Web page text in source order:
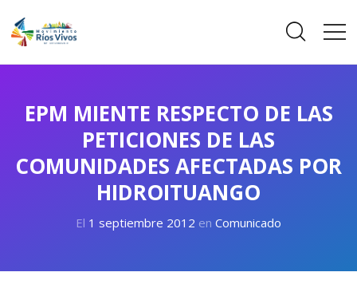
EPM MIENTE RESPECTO DE LAS
PETICIONES DE LAS
COMUNIDADES AFECTADAS POR
HIDROITUANGO
El 1 septiembre 2012 en Comunicado